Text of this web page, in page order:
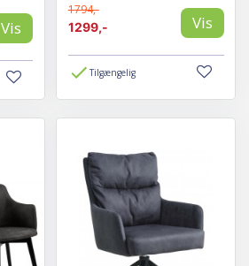
Vis
1794,-
1299,-
Vis
Tilgængelig